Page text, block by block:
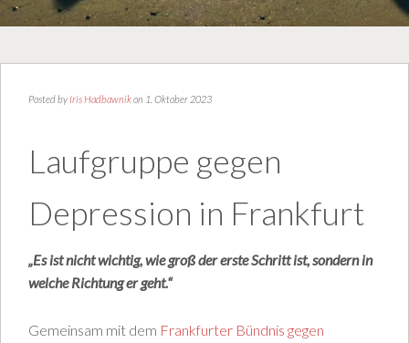
Posted by Iris Hadbawnikon 1. Oktober 2023
Laufgruppe gegen
Depression in Frankfurt
„Es ist nicht wichtig, wie groß der erste Schritt ist, sondern in
welche Richtung er geht.“
Gemeinsam mit dem Frankfurter Bündnis gegen